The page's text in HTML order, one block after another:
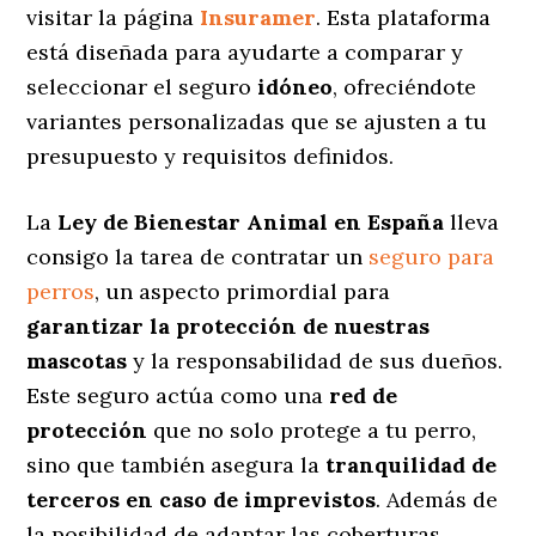
visitar la página Insuramer. Esta plataforma
está diseñada para ayudarte a comparar y
seleccionar el seguroidóneo, ofreciéndote
variantes personalizadas que se ajusten a tu
presupuesto y requisitos definidos.
La Ley de Bienestar Animal en España lleva
consigo la tarea de contratar un seguro para
perros, un aspecto primordial para
garantizar la protección de nuestras
mascotas y la responsabilidad de sus dueños.
Este seguro actúa como una red de
protección que no solo protege a tu perro,
sino que también asegura la tranquilidad de
terceros en caso de imprevistos. Además de